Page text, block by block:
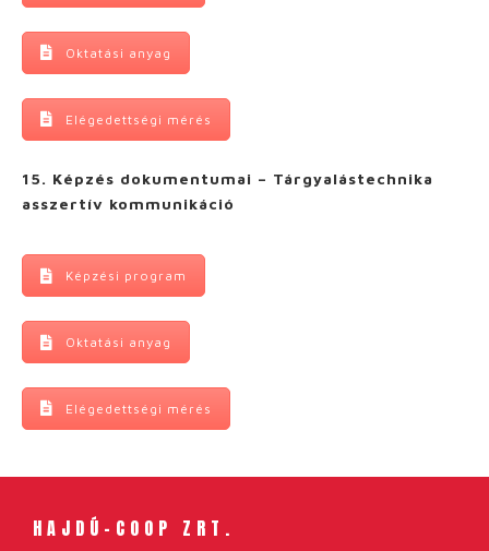
Oktatási anyag
Elégedettségi mérés
15. Képzés dokumentumai – Tárgyalástechnika
asszertív kommunikáció
Képzési program
Oktatási anyag
Elégedettségi mérés
HAJDÚ-COOP ZRT.